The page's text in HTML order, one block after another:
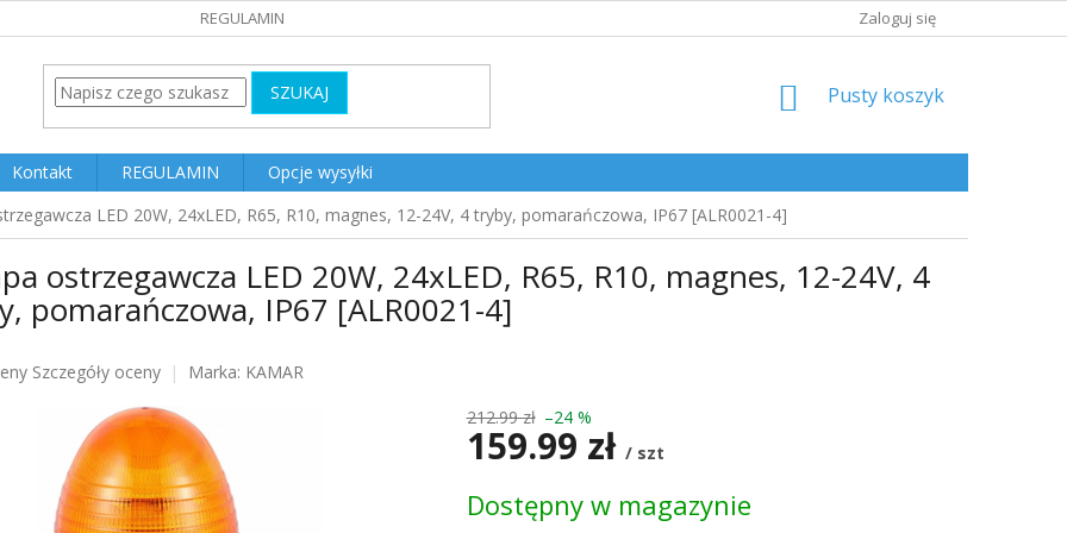
REGULAMIN Zaloguj się
SZUKAJ KOSZYK
Pusty koszyk
Kontakt REGULAMIN
Opcje wysyłki
LED 20W, 24xLED, R65, R10, magnes, 12-24V, 4 tryby, pomarańczowa, IP67 [ALR0021-4]
ostrzegawcza LED 20W, 24xLED, R65, R10, magnes, 12-24V, 4
pomarańczowa, IP67 [ALR0021-4]
Szczegóły oceny Marka: KAMAR
212.99 zł –24 %
159.99 zł / szt
jednostkowa:
Dostępny w magazynie